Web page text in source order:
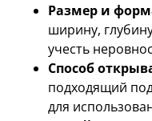
Размер и
ширину,
учесть
Способ
подходящий
для